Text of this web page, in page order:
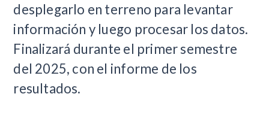
desplegarlo en terreno para levantar
información y luego procesar los datos.
Finalizará durante el primer semestre
del 2025, con el informe de los
resultados.